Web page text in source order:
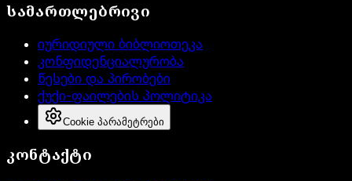
სამართლებრივი
იურიდიული ბიბლიოთეკა
კონფიდენციალურობა
წესები და პირობები
ქუქი-ფაილების პოლიტიკა
Cookie პარამეტრები
კონტაქტი